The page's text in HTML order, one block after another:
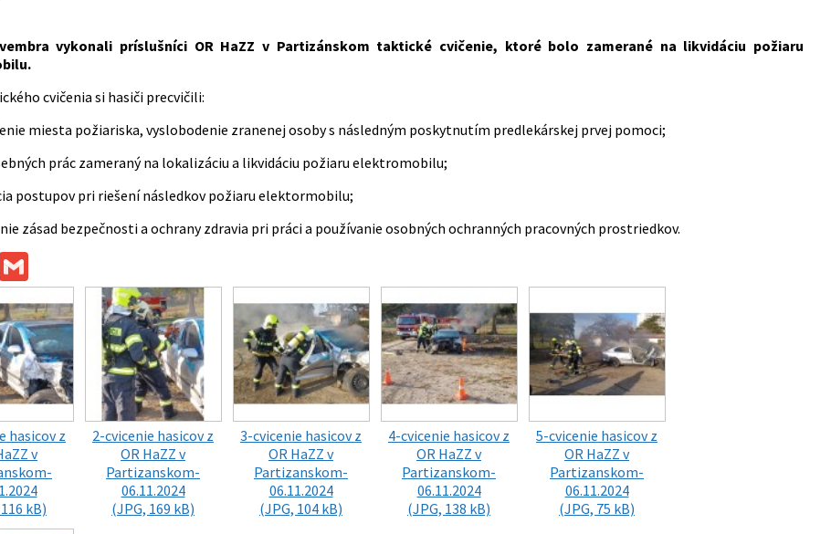
vykonali príslušníci OR HaZZ v Partizánskom taktické cvičenie, ktoré bolo zamerané na likvidáciu požiaru
.
cvičenia si hasiči precvičili:
miesta požiariska, vyslobodenie zranenej osoby s následným poskytnutím predlekárskej prvej pomoci;
prác zameraný na lokalizáciu a likvidáciu požiaru elektromobilu;
postupov pri riešení následkov požiaru elektormobilu;
zásad bezpečnosti a ochrany zdravia pri práci a používanie osobných ochranných pracovných prostriedkov.
Gmail
hasicov z
v
kB)
2-cvicenie hasicov z
OR HaZZ v
Partizanskom-
06.11.2024
(JPG, 169 kB)
3-cvicenie hasicov z
OR HaZZ v
Partizanskom-
06.11.2024
(JPG, 104 kB)
4-cvicenie hasicov z
OR HaZZ v
Partizanskom-
06.11.2024
(JPG, 138 kB)
5-cvicenie hasicov z
OR HaZZ v
Partizanskom-
06.11.2024
(JPG, 75 kB)